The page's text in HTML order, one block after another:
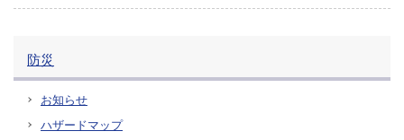
防災
お知らせ
ハザードマップ